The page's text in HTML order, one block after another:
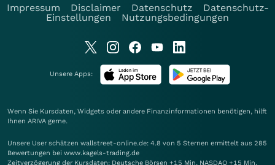
Impressum
Disclaimer Datenschutz
Datenschutz-
Einstellungen
Nutzungsbedingungen
Unsere Apps:
Wenn Sie Kursdaten, Widgets oder andere Finanzinformationen benötigen, hilft
Ihnen ARIVA gerne.
Unsere User schätzen wallstreet-online.de: 4.8 von 5 Sternen ermittelt aus 285
Bewertungen bei www.kagels-trading.de
Zeitverzögerung der Kursdaten: Deutsche Börsen +15 Min. NASDAQ +15 Min.